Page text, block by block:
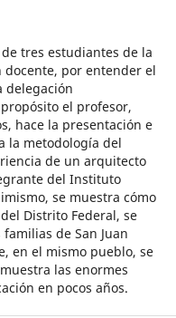
tres estudiantes de la
docente, por entender el
delegación
el profesor,
hace la presentación e
la metodología del
de un arquitecto
del Instituto
se muestra cómo
Distrito Federal, se
de San Juan
en el mismo pueblo, se
las enormes
en pocos años.